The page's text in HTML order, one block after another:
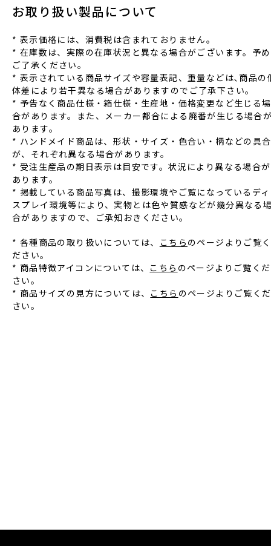
お取り扱い製品について
* 表⽰価格には、消費税は含まれておりません。
* 在庫数は、実際の在庫状況と異なる場合がございます。予め
ご了承ください。
* 表⽰されている商品サイズや容量表記、重量などは､商品の
体差により若⼲異なる場合がありますのでご了承下さい。
* 予告なく商品仕様‧箱仕様‧⽣産地‧価格変更など⽣じる場
合があります。また、メーカー都合による廃番が⽣じる場合
あります。
* ハンドメイド商品は、形状‧サイズ‧⾊合い‧柄などの具合
が、それぞれ異なる場合があります。
* 受注⽣産品の期⽇表⽰は⽬安です。状況により異なる場合が
あります。
* 掲載している商品写真は、撮影環境やご覧になっているディ
スプレイ環境等により、実物とは⾊や質感などが幾分異なる
合がありますので、ご承知おきください。
* 各種商品の取り扱いについては、 こちら のページよりご覧く
ださい。
* 商品特徴アイコンについては、 こちら のページよりご覧くだ
さい。
* 商品サイズの見方については、 こちら のページよりご覧くだ
さい。